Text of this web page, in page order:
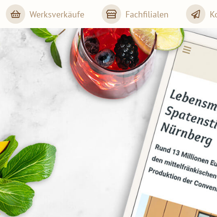
Werksverkäufe Fachfilialen